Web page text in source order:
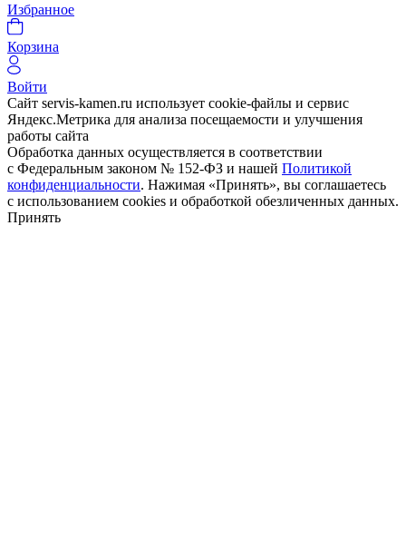
Избранное
Корзина
Войти
Сайт servis-kamen.ru использует cookie-файлы и сервис
Яндекс.Метрика для анализа посещаемости и улучшения
работы сайта
Обработка данных осуществляется в соответствии
с Федеральным законом № 152-ФЗ и нашей Политикой
конфиденциальности. Нажимая «Принять», вы соглашаетесь
с использованием cookies и обработкой обезличенных данных.
Принять